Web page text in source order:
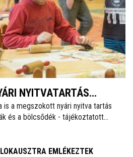
NYITVATARTÁS
A FEHÉRVÁRI ÓVODÁK
is a megszokott nyári nyitva tartás
és a bölcsődék - tájékoztatott
fogadják a piciket a bölcsődék
EMLÉKEZTEK